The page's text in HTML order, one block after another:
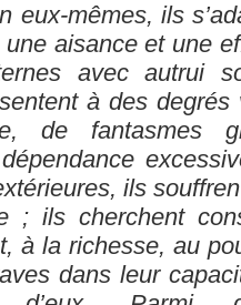
eux-mêmes, ils
aisance et une
avec autrui
à des
de fantasmes
ils
; ils cherchent
à la richesse, au
dans leur